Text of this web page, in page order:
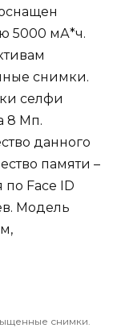
5000 мА*ч.
снимки.
селфи
8 Мп.
данного
памяти –
по Face ID
Модель
снимки.